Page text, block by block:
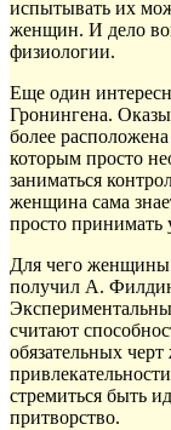
испытывать их
женщин. И дело
физиологии.
Еще один
Гронингена.
более
которым просто
заниматься
женщина сама
просто принимать
Для чего женщины
получил А.
считают
обязательных
стремиться быть
притворство.